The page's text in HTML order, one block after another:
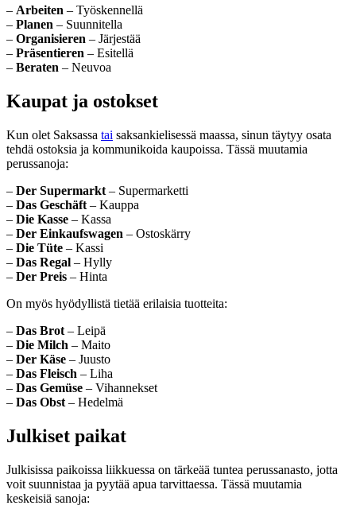
– Arbeiten – Työskennellä
– Planen – Suunnitella
– Organisieren – Järjestää
– Präsentieren – Esitellä
– Beraten – Neuvoa
Kaupat ja ostokset
Kun olet Saksassa tai saksankielisessä maassa, sinun täytyy osata
tehdä ostoksia ja kommunikoida kaupoissa. Tässä muutamia
perussanoja:
– Der Supermarkt – Supermarketti
– Das Geschäft – Kauppa
– Die Kasse – Kassa
– Der Einkaufswagen – Ostoskärry
– Die Tüte – Kassi
– Das Regal – Hylly
– Der Preis – Hinta
On myös hyödyllistä tietää erilaisia tuotteita:
– Das Brot – Leipä
– Die Milch – Maito
– Der Käse – Juusto
– Das Fleisch – Liha
– Das Gemüse – Vihannekset
– Das Obst – Hedelmä
Julkiset paikat
Julkisissa paikoissa liikkuessa on tärkeää tuntea perussanasto, jotta
voit suunnistaa ja pyytää apua tarvittaessa. Tässä muutamia
keskeisiä sanoja: